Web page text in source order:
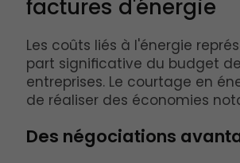
factures d'énergie
Les coûts liés à l'énergie
part significative du budget
entreprises. Le courtage en
de réaliser des économies
Des négociations